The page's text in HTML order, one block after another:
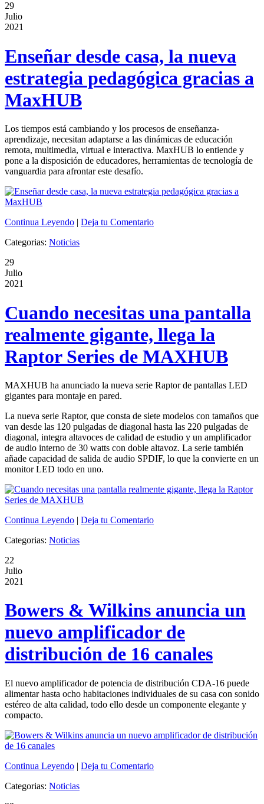
29
Julio
2021
Enseñar desde casa, la nueva
estrategia pedagógica gracias a
MaxHUB
Los tiempos está cambiando y los procesos de enseñanza-
aprendizaje, necesitan adaptarse a las dinámicas de educación
remota, multimedia, virtual e interactiva. MaxHUB lo entiende y
pone a la disposición de educadores, herramientas de tecnología de
vanguardia para afrontar este desafío.
Continua Leyendo | Deja tu Comentario
Categorias: Noticias
29
Julio
2021
Cuando necesitas una pantalla
realmente gigante, llega la
Raptor Series de MAXHUB
MAXHUB ha anunciado la nueva serie Raptor de pantallas LED
gigantes para montaje en pared.
La nueva serie Raptor, que consta de siete modelos con tamaños que
van desde las 120 pulgadas de diagonal hasta las 220 pulgadas de
diagonal, integra altavoces de calidad de estudio y un amplificador
de audio interno de 30 watts con doble altavoz. La serie también
añade capacidad de salida de audio SPDIF, lo que la convierte en un
monitor LED todo en uno.
Continua Leyendo | Deja tu Comentario
Categorias: Noticias
22
Julio
2021
Bowers & Wilkins anuncia un
nuevo amplificador de
distribución de 16 canales
El nuevo amplificador de potencia de distribución CDA-16 puede
alimentar hasta ocho habitaciones individuales de su casa con sonido
estéreo de alta calidad, todo ello desde un componente elegante y
compacto.
Continua Leyendo | Deja tu Comentario
Categorias: Noticias